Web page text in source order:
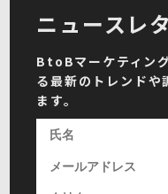
ニュースレ
BtoBマーケティン
る最新のトレンドや
ます。